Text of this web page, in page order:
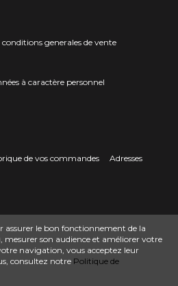
conditions generales de vente
à caractère personnel
de vos commandes
Adresses
de-Borne
0624436257
assurer le bon fonctionnement de la
mesurer son audience et améliorer votre
navigation, vous acceptez leur
consultez notre Politique de